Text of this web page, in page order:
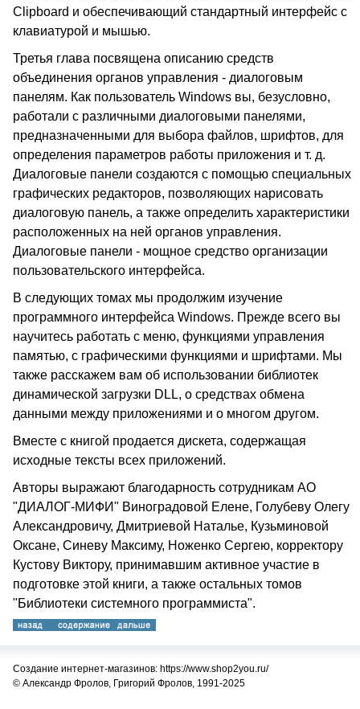
Clipboard и обеспечивающий стандартный интерфейс с
клавиатурой и мышью.
Третья глава посвящена описанию средств
объединения органов управления - диалоговым
панелям. Как пользователь Windows вы, безусловно,
работали с различными диалоговыми панелями,
предназначенными для выбора файлов, шрифтов, для
определения параметров работы приложения и т. д.
Диалоговые панели создаются с помощью специальных
графических редакторов, позволяющих нарисовать
диалоговую панель, а также определить характеристики
расположенных на ней органов управления.
Диалоговые панели - мощное средство организации
пользовательского интерфейса.
В следующих томах мы продолжим изучение
программного интерфейса Windows. Прежде всего вы
научитесь работать с меню, функциями управления
памятью, с графическими функциями и шрифтами. Мы
также расскажем вам об использовании библиотек
динамической загрузки DLL, о средствах обмена
данными между приложениями и о многом другом.
Вместе с книгой продается дискета, содержащая
исходные тексты всех приложений.
Авторы выражают благодарность сотрудникам АО
"ДИАЛОГ-МИФИ" Виноградовой Елене, Голубеву Олегу
Александровичу, Дмитриевой Наталье, Кузьминовой
Оксане, Синеву Максиму, Ноженко Сергею, корректору
Кустову Виктору, принимавшим активное участие в
подготовке этой книги, а также остальных томов
"Библиотеки системного программиста".
Создание интернет-магазинов: https://www.shop2you.ru/
© Александр Фролов, Григорий Фролов, 1991-2025